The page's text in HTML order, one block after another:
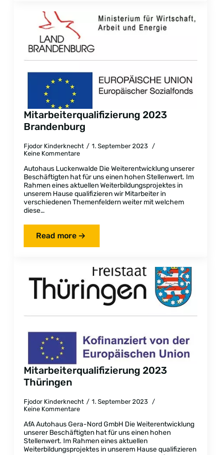
Mitarbeiterqualifizierung 2023
Brandenburg
Fjodor Kinderknecht
1. September 2023
Keine Kommentare
Autohaus Luckenwalde Die Weiterentwicklung unserer
Beschäftigten hat für uns einen hohen Stellenwert. Im
Rahmen eines aktuellen Weiterbildungsprojektes in
unserem Hause qualifizieren wir Mitarbeiter in
verschiedenen Themenfeldern weiter mit welchem
diese…
Read more
Mitarbeiterqualifizierung 2023
Thüringen
Fjodor Kinderknecht
1. September 2023
Keine Kommentare
AfA Autohaus Gera-Nord GmbH Die Weiterentwicklung
unserer Beschäftigten hat für uns einen hohen
Stellenwert. Im Rahmen eines aktuellen
Weiterbildungsprojektes in unserem Hause qualifizieren